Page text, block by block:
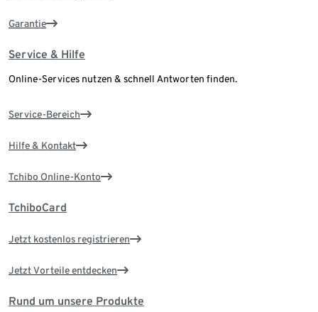
Garantie
Service & Hilfe
Online-Services nutzen & schnell Antworten finden.
Service-Bereich
Hilfe & Kontakt
Tchibo Online-Konto
TchiboCard
Jetzt kostenlos registrieren
Jetzt Vorteile entdecken
Rund um unsere Produkte